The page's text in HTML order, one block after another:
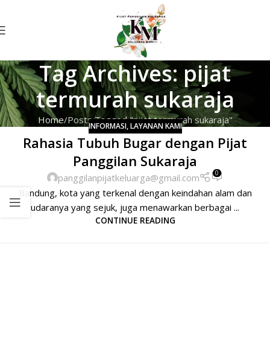
Tag Archives: pijat
termurah sukaraja
Home Posts Tagged "pijat termurah sukaraja"
INFORMASI,LAYANAN KAMI
Rahasia Tubuh Bugar dengan Pijat
Panggilan Sukaraja
panggilanpijatkeluarga@gmail.com 0
Bandung, kota yang terkenal dengan keindahan alam dan
udaranya yang sejuk, juga menawarkan berbagai ...
CONTINUE READING